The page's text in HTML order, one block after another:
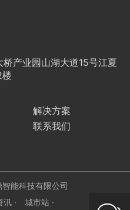
动
产业园山湖大道15号江夏
解决方案
联系我们
能科技有限公司
讯 · 城市站 ·